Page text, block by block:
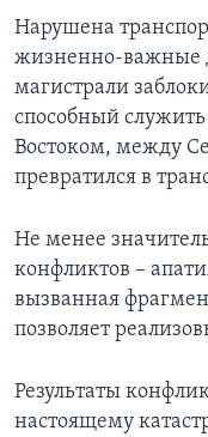
Нарушена
жизненно-важные
магистрали
способный
Востоком, между
превратился в
Не менее
конфликтов –
вызванная
позволяет
Результаты
настоящему